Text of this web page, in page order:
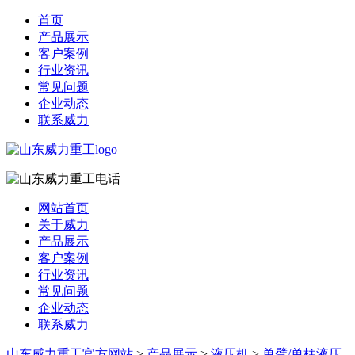
首页
产品展示
客户案例
行业资讯
常见问题
企业动态
联系威力
网站首页
关于威力
产品展示
客户案例
行业资讯
常见问题
企业动态
联系威力